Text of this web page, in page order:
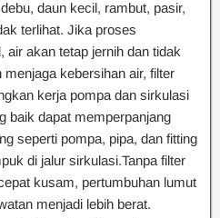
daun kecil, rambut, pasir,
terlihat. Jika proses
air akan tetap jernih dan tidak
kebersihan air, filter
kerja pompa dan sirkulasi
baik dapat memperpanjang
seperti pompa, pipa, dan fitting
di jalur sirkulasi.Tanpa filter
kusam, pertumbuhan lumut
menjadi lebih berat.